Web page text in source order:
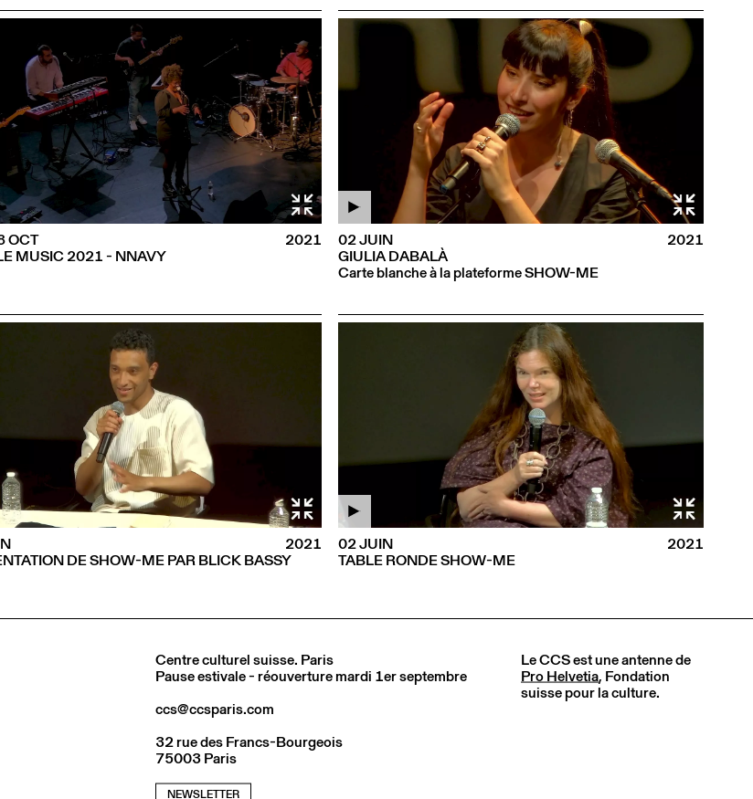
MUSIC 2021 - NNAVY
OCT 2021
GIULIA DABALÀ
Carte blanche à la plateforme SHOW-ME
02 JUIN 2021
DE SHOW-ME PAR BLICK BASSY
2021
TABLE RONDE SHOW-ME
02 JUIN 2021
Centre culturel suisse. Paris
Pause estivale - réouverture mardi 1er septembre
ccs@ccsparis.com
32 rue des Francs-Bourgeois
75003 Paris
NEWSLETTER
Le CCS est une antenne de
Pro Helvetia, Fondation
suisse pour la culture.